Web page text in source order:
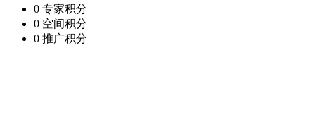
0 专家积分
0 空间积分
0 推广积分